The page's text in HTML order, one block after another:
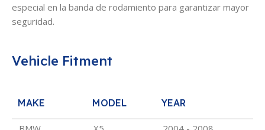
especial en la banda de rodamiento para garantizar mayor
seguridad.
Vehicle Fitment
MAKE MODEL YEAR